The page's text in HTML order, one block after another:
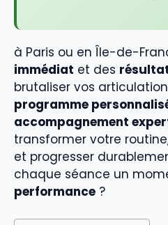
à Paris ou en Île-de-
immédiat et des
brutaliser vos
programme
accompagnement
transformer votre
et progresser
chaque séance un
performance ?